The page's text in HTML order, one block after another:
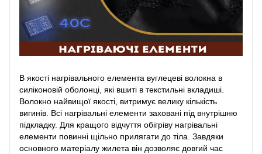
В якості нагрівального елемента вуглецеві волокна в
силіконовій оболонці, які вшиті в текстильні вкладиші.
Волокно найвищої якості, витримує велику кількість
вигинів. Всі нагрівальні елементи заховані під внутрішню
підкладку. Для кращого відчуття обігріву нагрівальні
елементи повинні щільно прилягати до тіла. Завдяки
основного матеріалу жилета він дозволяє довгий час